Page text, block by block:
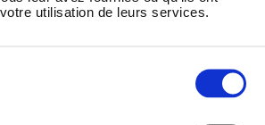
utilisation de leurs services.